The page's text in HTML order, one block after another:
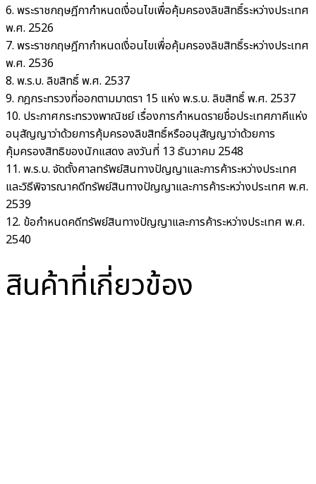
6. พระราชกฤษฎีกากำหนดเงื่อนไขเพื่อคุ้มครองลิขสิทธิ์ระหว่างประเทศ
พ.ศ. 2526
7. พระราชกฤษฎีกากำหนดเงื่อนไขเพื่อคุ้มครองลิขสิทธิ์ระหว่างประเทศ
พ.ศ. 2536
8. พ.ร.บ. ลิขสิทธิ์ พ.ศ. 2537
9. กฎกระทรวงที่ออกตามมาตรา 15 แห่ง พ.ร.บ. ลิขสิทธิ์ พ.ศ. 2537
10. ประกาศกระทรวงพาณิชย์ เรื่องการกำหนดรายชื่อประเทศภาคีแห่ง
อนุสัญญาว่าด้วยการคุ้มครองลิขสิทธิ์หรืออนุสัญญาว่าด้วยการ
คุ้มครองสิทธิของนักแสดง ลงวันที่ 13 ธันวาคม 2548
11. พ.ร.บ. จัดตั้งศาลทรัพย์สินทางปัญญาและการค้าระหว่างประเทศ
และวิธีพิจารณาคดีทรัพย์สินทางปัญญาและการค้าระหว่างประเทศ พ.ศ.
2539
12. ข้อกำหนดคดีทรัพย์สินทางปัญญาและการค้าระหว่างประเทศ พ.ศ.
2540
สินค้าที่เกี่ยวข้อง